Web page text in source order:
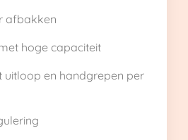
afbakken
hoge capaciteit
uitloop en handgrepen per